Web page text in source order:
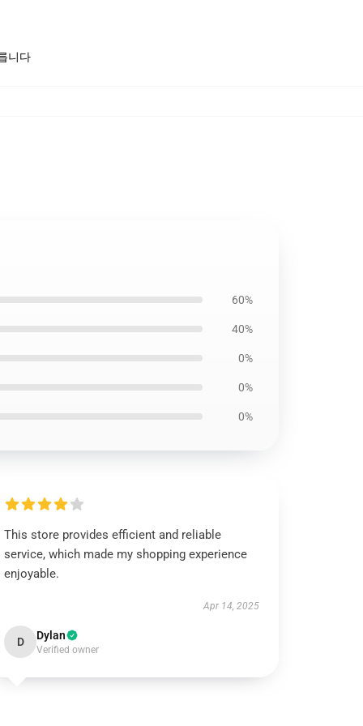
니다
60%
40%
0%
0%
0%
This store provides efficient and reliable
service, which made my shopping experience
enjoyable.
Apr 14, 2025
D Dylan
Verified owner